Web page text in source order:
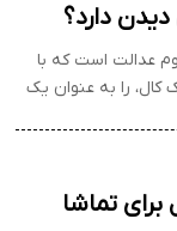
دارد؟
عدالت است که با
کال، را به عنوان یک